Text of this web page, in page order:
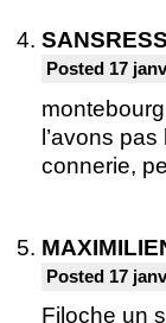
Posted 17
l’avons
connerie,
Posted 17
Filoche un